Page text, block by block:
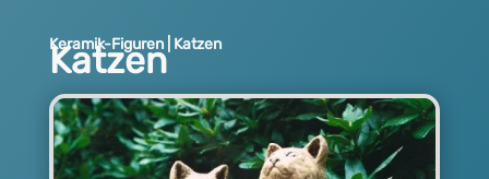
Keramik-Figuren | Katzen
Katzen